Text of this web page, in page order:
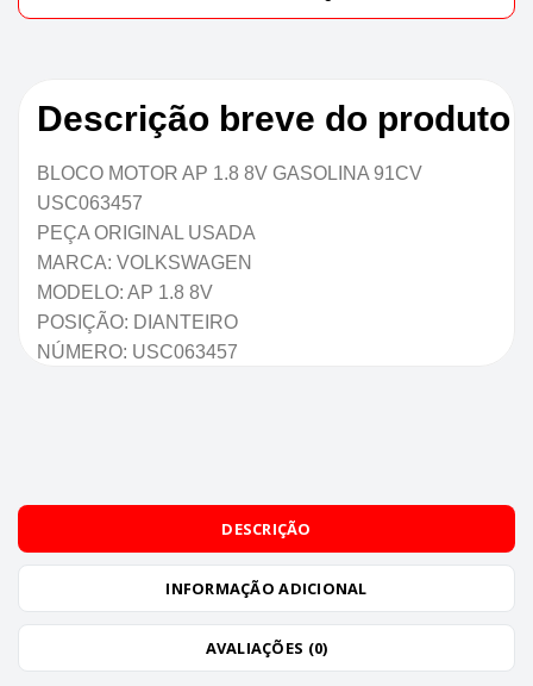
Descrição breve do produto
BLOCO MOTOR AP 1.8 8V GASOLINA 91CV
USC063457
PEÇA ORIGINAL USADA
MARCA: VOLKSWAGEN
MODELO: AP 1.8 8V
POSIÇÃO: DIANTEIRO
NÚMERO: USC063457
DESCRIÇÃO
INFORMAÇÃO ADICIONAL
AVALIAÇÕES (0)